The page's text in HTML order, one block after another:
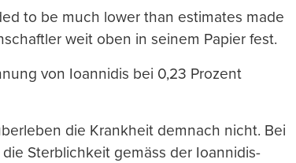
to be much lower than estimates made
weit oben in seinem Papier fest.
von Ioannidis bei 0,23 Prozent
die Krankheit demnach nicht. Bei
Sterblichkeit gemäss der Ioannidis-